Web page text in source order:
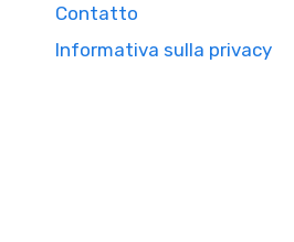
Contatto
Informativa sulla privacy